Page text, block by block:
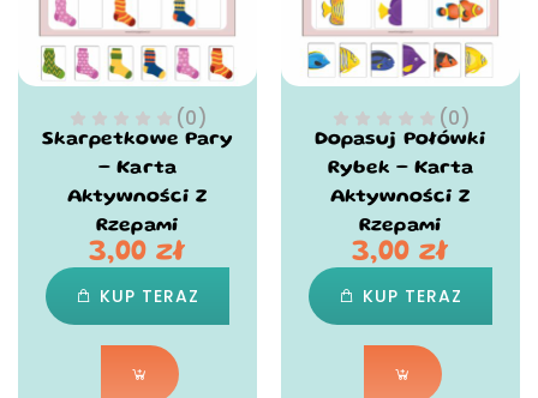
(0)
Skarpetkowe Pary
– Karta
Aktywności Z
Rzepami
3,00zł
KUP TERAZ
(0)
Dopasuj Połówki
Rybek – Karta
Aktywności Z
Rzepami
3,00zł
KUP TERAZ